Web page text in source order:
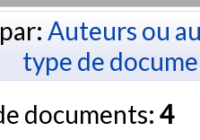
Auteurs ou
type de
documents: 4